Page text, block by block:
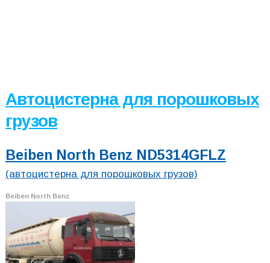
Автоцистерна для порошковых
грузов
Beiben North Benz ND5314GFLZ
(автоцистерна для порошковых грузов)
Beiben North Benz